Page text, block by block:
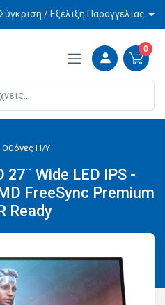
/ Εξέλιξη Παραγγελίας
0
Οθόνες Η/Υ
27¨ Wide LED IPS -
FreeSync Premium
Ready